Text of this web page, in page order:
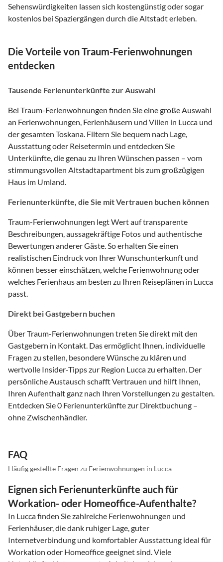
Sehenswürdigkeiten lassen sich kostengünstig oder sogar
kostenlos bei Spaziergängen durch die Altstadt erleben.
Die Vorteile von Traum-Ferienwohnungen
entdecken
Tausende Ferienunterkünfte zur Auswahl
Bei Traum-Ferienwohnungen finden Sie eine große Auswahl
an Ferienwohnungen, Ferienhäusern und Villen in Lucca und
der gesamten Toskana. Filtern Sie bequem nach Lage,
Ausstattung oder Reisetermin und entdecken Sie
Unterkünfte, die genau zu Ihren Wünschen passen – vom
stimmungsvollen Altstadtapartment bis zum großzügigen
Haus im Umland.
Ferienunterkünfte, die Sie mit Vertrauen buchen können
Traum-Ferienwohnungen legt Wert auf transparente
Beschreibungen, aussagekräftige Fotos und authentische
Bewertungen anderer Gäste. So erhalten Sie einen
realistischen Eindruck von Ihrer Wunschunterkunft und
können besser einschätzen, welche Ferienwohnung oder
welches Ferienhaus am besten zu Ihren Reiseplänen in Lucca
passt.
Direkt bei Gastgebern buchen
Über Traum-Ferienwohnungen treten Sie direkt mit den
Gastgebern in Kontakt. Das ermöglicht Ihnen, individuelle
Fragen zu stellen, besondere Wünsche zu klären und
wertvolle Insider-Tipps zur Region Lucca zu erhalten. Der
persönliche Austausch schafft Vertrauen und hilft Ihnen,
Ihren Aufenthalt ganz nach Ihren Vorstellungen zu gestalten.
Entdecken Sie 0 Ferienunterkünfte zur Direktbuchung –
ohne Zwischenhändler.
FAQ
Häufig gestellte Fragen zu Ferienwohnungen in Lucca
Eignen sich Ferienunterkünfte auch für
Workation- oder Homeoffice-Aufenthalte?
In Lucca finden Sie zahlreiche Ferienwohnungen und
Ferienhäuser, die dank ruhiger Lage, guter
Internetverbindung und komfortabler Ausstattung ideal für
Workation oder Homeoffice geeignet sind. Viele